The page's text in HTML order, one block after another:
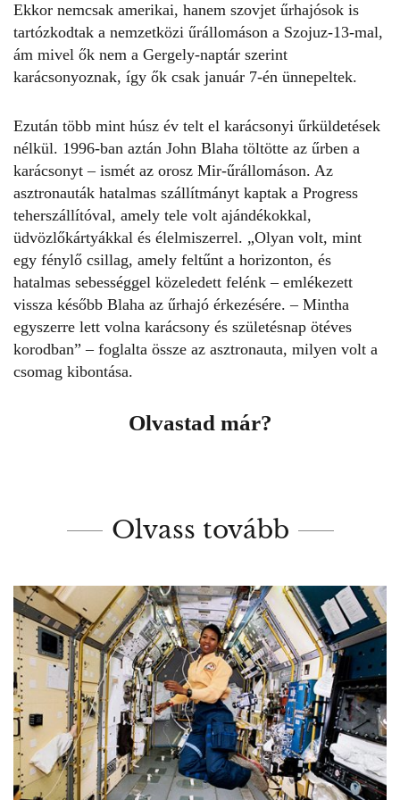
Ekkor nemcsak amerikai, hanem szovjet űrhajósok is
tartózkodtak a nemzetközi űrállomáson a Szojuz-13-mal,
ám mivel ők nem a Gergely-naptár szerint
karácsonyoznak, így ők csak január 7-én ünnepeltek.
Ezután több mint húsz év telt el karácsonyi űrküldetések
nélkül. 1996-ban aztán John Blaha töltötte az űrben a
karácsonyt – ismét az orosz Mir-űrállomáson. Az
asztronauták hatalmas szállítmányt kaptak a Progress
teherszállítóval, amely tele volt ajándékokkal,
üdvözlőkártyákkal és élelmiszerrel. „Olyan volt, mint
egy fénylő csillag, amely feltűnt a horizonton, és
hatalmas sebességgel közeledett felénk – emlékezett
vissza később Blaha az űrhajó érkezésére. – Mintha
egyszerre lett volna karácsony és születésnap ötéves
korodban” – foglalta össze az asztronauta, milyen volt a
csomag kibontása.
Olvastad már?
Olvass tovább